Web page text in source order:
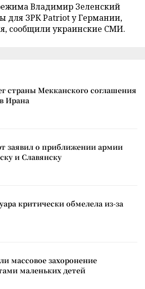
Владимир Зеленский
для ЗРК Patriot у Германии,
сообщили украинские СМИ.
страны Мекканского соглашения
Ирана
заявил о приближении армии
и Славянску
критически обмелела из-за
массовое захоронение
маленьких детей